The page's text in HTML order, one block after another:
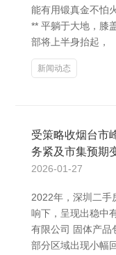
能有用锻真金不怕
** 平躺于大地，膝
部将上半身抬起，
新闻动态
受策略收烟台市
务紧及市集预期
2026-01-27
2022年，深圳二手
响下，呈现出稳中
有限公司 固体产品
部分区域出现小幅